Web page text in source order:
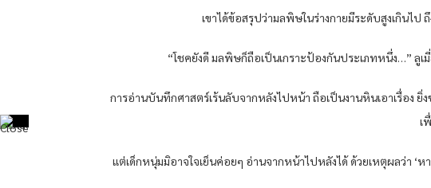
เขาได้ข้อสรุปว่ามลพิษในร่างกายมีระดับสูงเกินไ
“โชคยังดี มลพิษก็ถือเป็นเกราะป้องกันประเภทหนึ่ง…” ลูเ
การอ่านบันทึกศาสตร์เร้นลับจากหลังไปหน้า ถือเป็นงานหินเอาเรื่อง
เ
แต่เด็กหนุ่มมิอาจใจเย็นค่อยๆ อ่านจากหน้าไปหลังได้ ด้วยเหตุผลว่า